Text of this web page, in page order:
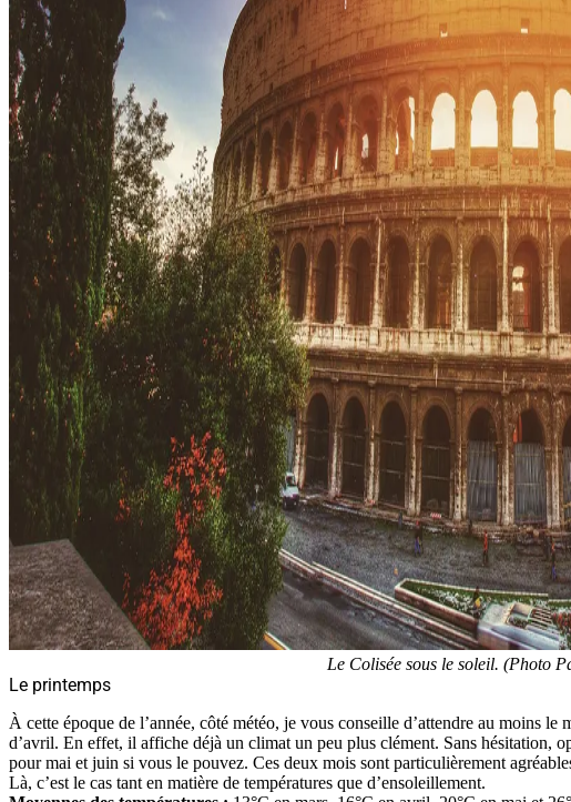
Le Colisée sous le soleil. (Photo
Le printemps
À cette époque de l’année, côté météo, je vous conseille d’attendre au moins le
d’avril. En effet, il affiche déjà un climat un peu plus clément. Sans hésitation,
pour mai et juin si vous le pouvez. Ces deux mois sont particulièrement
Là, c’est le cas tant en matière de températures que d’ensoleillement.